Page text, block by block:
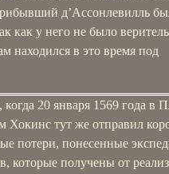
д’Ассонлевилль
как у него не было
находился в это время под
20 января 1569 года в
тут же отправил
потери, понесенные
которые получены от